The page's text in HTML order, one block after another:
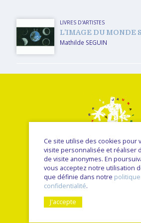
LIVRES D'ARTISTES
L’IMAGE DU MONDE
Mathilde SEGUIN
© Le petit jaunais - Nancy
une réalisation Sitedit
Ce site utilise des cookies pour
visite personnalisée et réaliser
de visite anonymes. En
vous acceptez notre utilisation
que définie dans notre
confidentialité.
J'accepte